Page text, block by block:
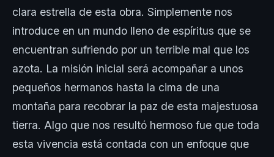
clara estrella de esta obra. Simplemente nos
introduce en un mundo lleno de espíritus que se
encuentran sufriendo por un terrible mal que los
azota. La misión inicial será acompañar a unos
pequeños hermanos hasta la cima de una
montaña para recobrar la paz de esta majestuosa
tierra. Algo que nos resultó hermoso fue que toda
esta vivencia está contada con un enfoque que